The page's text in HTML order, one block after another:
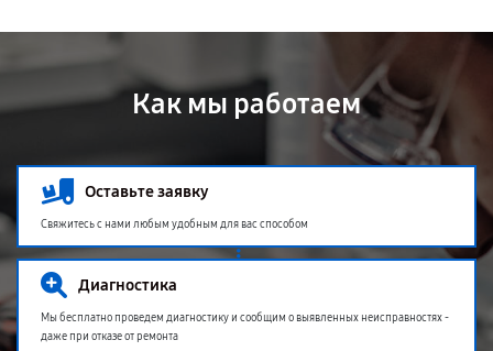
Как мы работаем
Оставьте заявку
Свяжитесь с нами любым удобным для вас способом
Диагностика
Мы бесплатно проведем диагностику и сообщим о выявленных неисправностях -
даже при отказе от ремонта